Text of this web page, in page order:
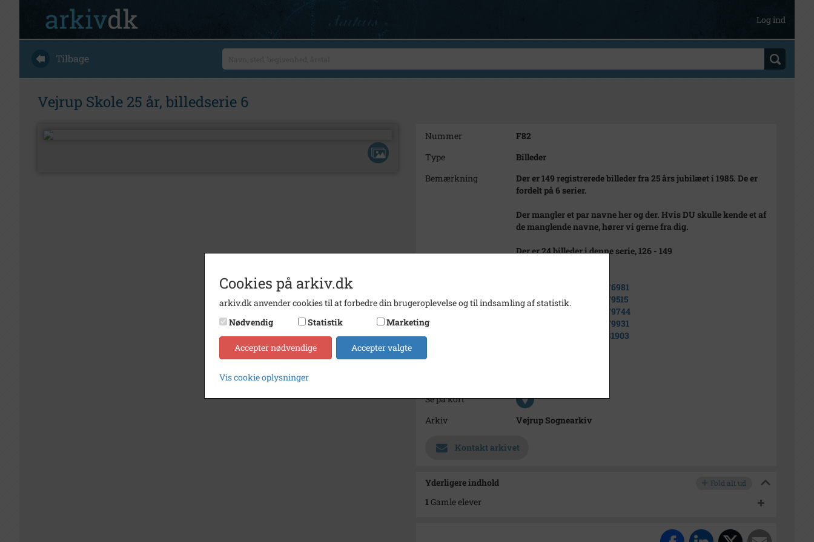
Log ind
Tilbage
Vejrup Skole 25 år, billedserie 6
Nummer
F82
Type
Billeder
Bemærkning
Der er 149 registrerede billeder fra 25 års jubilæet i 1985. De er
fordelt på 6 serier.
Der mangler et par navne her og der. Hvis DU skulle kende et af
de manglende navne, hører vi gerne fra dig.
Der er 24 billeder i denne serie, 126 - 149
https://arkiv.dk/vis/7576981
https://arkiv.dk/vis/7579515
https://arkiv.dk/vis/7579744
https://arkiv.dk/vis/7579931
https://arkiv.dk/vis/7581903
Årstal
Se på kort
Arkiv
Vejrup Sognearkiv
Kontakt arkivet
Yderligere indhold Fold alt ud
1Gamle elever
Cookies på arkiv.dk
arkiv.dk anvender cookies til at forbedre din brugeroplevelse og til indsamling af statistik.
Nødvendig
Statistik Marketing
Accepter nødvendige Accepter valgte
Vis cookie oplysninger